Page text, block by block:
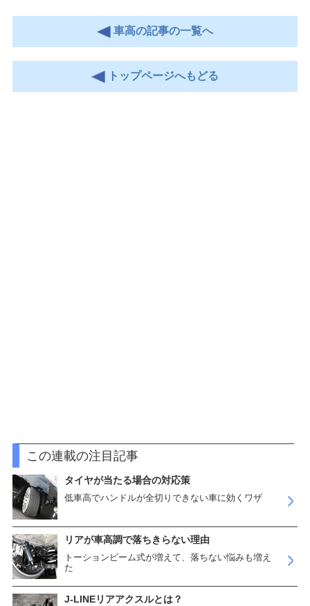
車高の記事の一覧へ
トップページへもどる
この連載の注目記事
タイヤが当たる場合の対応策
低車高でハンドルが全切りできない車に効くワザ
リアが車高調で落ちきらない理由
トーションビーム式が増えて、落ちない悩みも増え
た
J-LINEリアアクスルとは？